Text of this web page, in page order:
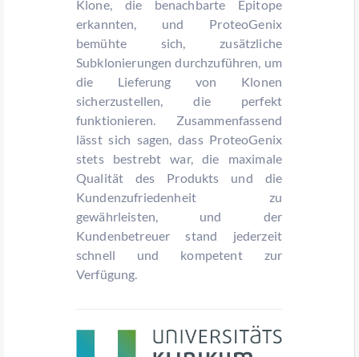
Klone, die benachbarte Epitope
erkannten, und ProteoGenix
bemühte sich, zusätzliche
Subklonierungen durchzuführen, um
die Lieferung von Klonen
sicherzustellen, die perfekt
funktionieren. Zusammenfassend
lässt sich sagen, dass ProteoGenix
stets bestrebt war, die maximale
Qualität des Produkts und die
Kundenzufriedenheit zu
gewährleisten, und der
Kundenbetreuer stand jederzeit
schnell und kompetent zur
Verfügung.